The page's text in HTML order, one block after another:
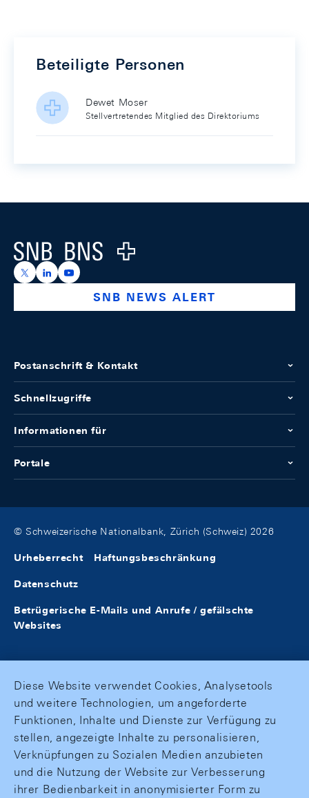
Beteiligte Personen
Dewet Moser
Stellvertretendes Mitglied des Direktoriums
Logo
https://x.com/snb_bns
https://ch.linkedin.com/company/swiss-national-
https://www.youtube.com/@swissnationalbank
SNB NEWS ALERT
Postanschrift & Kontakt
Schnellzugriffe
Informationen für
Portale
© Schweizerische Nationalbank, Zürich (Schweiz) 2026
Urheberrecht Haftungsbeschränkung
Datenschutz
Betrügerische E-Mails und Anrufe / gefälschte
Websites
Diese Website verwendet Cookies, Analysetools
und weitere Technologien, um angeforderte
Funktionen, Inhalte und Dienste zur Verfügung zu
stellen, angezeigte Inhalte zu personalisieren,
Verknüpfungen zu Sozialen Medien anzubieten
und die Nutzung der Website zur Verbesserung
ihrer Bedienbarkeit in anonymisierter Form zu